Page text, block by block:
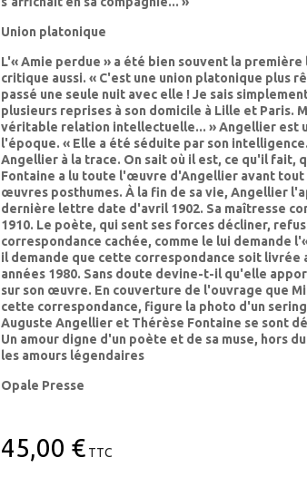
Union platonique
L'« Amie perdue » a été bien souvent la
critique aussi. « C'est une union platonique plus
passé une seule nuit avec elle ! Je sais
plusieurs reprises à son domicile à Lille et Paris.
véritable relation intellectuelle... » Angellier est
l'époque. « Elle a été séduite par son
Angellier à la trace. On sait où il est, ce qu'il fait,
Fontaine a lu toute l'œuvre d'Angellier avant tout
œuvres posthumes. À la fin de sa vie, Angellier
dernière lettre date d'avril 1902. Sa maîtresse
1910. Le poète, qui sent ses forces décliner,
correspondance cachée, comme le lui demande
il demande que cette correspondance soit livrée
années 1980. Sans doute devine-t-il qu'elle
sur son œuvre. En couverture de l'ouvrage que
cette correspondance, figure la photo d'un
Auguste Angellier et Thérèse Fontaine se sont
Un amour digne d'un poète et de sa muse, hors
les amours légendaires
Opale Presse
45,00 € TTC